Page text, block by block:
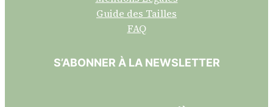
Guide des Tailles
FAQ
S’ABONNER À LA NEWSLETTER